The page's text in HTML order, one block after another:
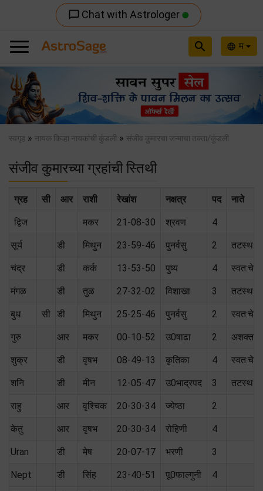
chat_bubble_outline Chat with Astrologer
language म
search
Previous
स्वगृह » नायक किव्हा नायकांची कुंडली » संजीव कुमारचा जन्माचा तक्ता/कुंडली
संजीव कुमारच्या ग्रहांची स्तिथी
ग्रह सी आर राशी रेखांश नक्षत्र पद नाते
द्विज मकर 21-08-30 श्रवण 4
सूर्य डी मिथुन 23-59-46 पुनर्वसु 2 तटस्थ
चंद्र डी कर्क 13-53-50 पुष्य 4 स्वत:चे
मंगळ डी तुळ 27-32-02 विशाखा 3 तटस्थ
बुध सी डी मिथुन 25-25-46 पुनर्वसु 2 स्वत:चे
गुरु आर मकर 00-10-52 उ0षाढा 2 अशक्त
शुक्र डी वृषभ 08-49-13 कृतिका 4 स्वत:चे
शनि डी मीन 12-05-47 उ0भाद्रपद 3 तटस्थ
राहु आर वृश्चिक 20-30-34 ज्येष्ठा 2
केतु आर वृषभ 20-30-34 रोहिणी 4
Uran डी मेष 20-07-17 भरणी 3
Nept डी सिंह 23-40-51 पू0फाल्गुनी 4